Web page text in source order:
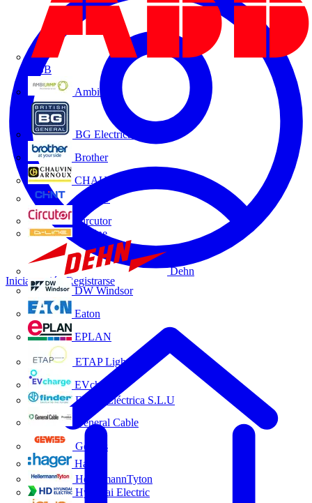
ABB
Ambilamp
BG Electrical
Brother
CHAUVIN ARNOUX
CHINT
Circutor
D-Line
Dehn
DW Windsor
Eaton
EPLAN
ETAP Lighting
EVcharge
Finder Eléctrica S.L.U
General Cable
Gewiss
Hager
HellermannTyton
Hyundai Electric
Iniciar sesión Registrarse